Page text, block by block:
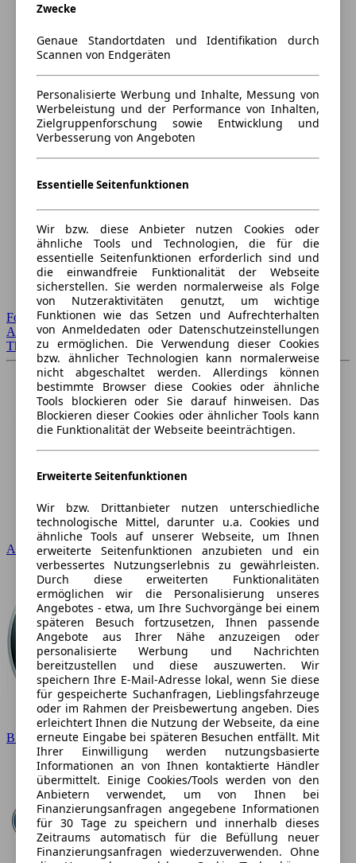
Forum Startseite
Alle Auto-Foren
Themen-Forum
Audi
BMW
Zwecke
Genaue Standortdaten und Identifikation durch
Scannen von Endgeräten
Personalisierte Werbung und Inhalte, Messung von
Werbeleistung und der Performance von Inhalten,
Zielgruppenforschung sowie Entwicklung und
Verbesserung von Angeboten
Essentielle Seitenfunktionen
Wir bzw. diese Anbieter nutzen Cookies oder
ähnliche Tools und Technologien, die für die
essentielle Seitenfunktionen erforderlich sind und
die einwandfreie Funktionalität der Webseite
sicherstellen. Sie werden normalerweise als Folge
von Nutzeraktivitäten genutzt, um wichtige
Funktionen wie das Setzen und Aufrechterhalten
von Anmeldedaten oder Datenschutzeinstellungen
zu ermöglichen. Die Verwendung dieser Cookies
bzw. ähnlicher Technologien kann normalerweise
nicht abgeschaltet werden. Allerdings können
bestimmte Browser diese Cookies oder ähnliche
Tools blockieren oder Sie darauf hinweisen. Das
Blockieren dieser Cookies oder ähnlicher Tools kann
die Funktionalität der Webseite beeinträchtigen.
Erweiterte Seitenfunktionen
Wir bzw. Drittanbieter nutzen unterschiedliche
technologische Mittel, darunter u.a. Cookies und
ähnliche Tools auf unserer Webseite, um Ihnen
erweiterte Seitenfunktionen anzubieten und ein
verbessertes Nutzungserlebnis zu gewährleisten.
Durch diese erweiterten Funktionalitäten
ermöglichen wir die Personalisierung unseres
Angebotes - etwa, um Ihre Suchvorgänge bei einem
späteren Besuch fortzusetzen, Ihnen passende
Angebote aus Ihrer Nähe anzuzeigen oder
personalisierte Werbung und Nachrichten
bereitzustellen und diese auszuwerten. Wir
speichern Ihre E-Mail-Adresse lokal, wenn Sie diese
für gespeicherte Suchanfragen, Lieblingsfahrzeuge
oder im Rahmen der Preisbewertung angeben. Dies
erleichtert Ihnen die Nutzung der Webseite, da eine
erneute Eingabe bei späteren Besuchen entfällt. Mit
Ihrer Einwilligung werden nutzungsbasierte
Informationen an von Ihnen kontaktierte Händler
übermittelt. Einige Cookies/Tools werden von den
Anbietern verwendet, um von Ihnen bei
Finanzierungsanfragen angegebene Informationen
für 30 Tage zu speichern und innerhalb dieses
Zeitraums automatisch für die Befüllung neuer
Finanzierungsanfragen wiederzuverwenden. Ohne